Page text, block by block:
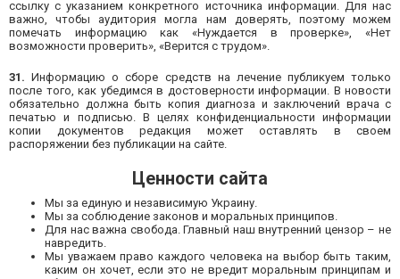
ссылку с указанием конкретного источника информации. Для нас
важно, чтобы аудитория могла нам доверять, поэтому можем
помечать информацию как «Нуждается в проверке», «Нет
возможности проверить», «Верится с трудом».
31. Информацию о сборе средств на лечение публикуем только
после того, как убедимся в достоверности информации. В новости
обязательно должна быть копия диагноза и заключений врача с
печатью и подписью. В целях конфиденциальности информации
копии документов редакция может оставлять в своем
распоряжении без публикации на сайте.
Ценности сайта
Мы за единую и независимую Украину.
Мы за соблюдение законов и моральных принципов.
Для нас важна свобода. Главный наш внутренний цензор – не
навредить.
Мы уважаем право каждого человека на выбор быть таким,
каким он хочет, если это не вредит моральным принципам и